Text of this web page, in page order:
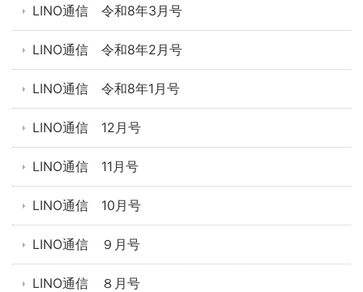
LINO通信 令和8年3月号
LINO通信 令和8年2月号
LINO通信 令和8年1月号
LINO通信 12月号
LINO通信 11月号
LINO通信 10月号
LINO通信 ９月号
LINO通信 ８月号